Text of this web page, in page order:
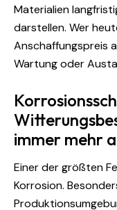
Materialien
darstellen. Wer
Anschaffungspreis
Wartung oder
immer mehr
Einer der größten
Korrosion.